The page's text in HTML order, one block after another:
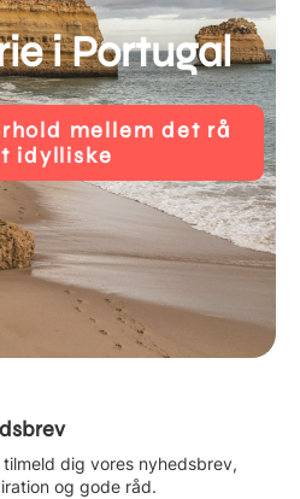
i Portugal
mellem det rå
idylliske
dig vores nyhedsbrev,
og gode råd.